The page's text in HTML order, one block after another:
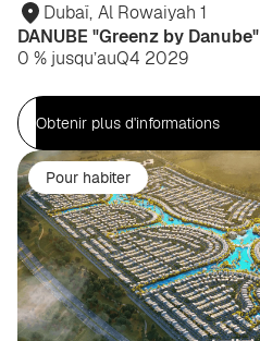
Dubaï, Al Rowaiyah 1
DANUBE "Greenz by Danube"
0 % jusqu’auQ4 2029
Obtenir plus d'informations
Pour habiter